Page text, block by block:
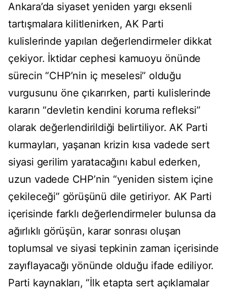
Ankara’da siyaset yeniden yargı eksenli
tartışmalara kilitlenirken, AK Parti
kulislerinde yapılan değerlendirmeler dikkat
çekiyor. İktidar cephesi kamuoyu önünde
sürecin “CHP’nin iç meselesi” olduğu
vurgusunu öne çıkarırken, parti kulislerinde
kararın “devletin kendini koruma refleksi”
olarak değerlendirildiği belirtiliyor. AK Parti
kurmayları, yaşanan krizin kısa vadede sert
siyasi gerilim yaratacağını kabul ederken,
uzun vadede CHP’nin “yeniden sistem içine
çekileceği” görüşünü dile getiriyor. AK Parti
içerisinde farklı değerlendirmeler bulunsa da
ağırlıklı görüşün, karar sonrası oluşan
toplumsal ve siyasi tepkinin zaman içerisinde
zayıflayacağı yönünde olduğu ifade ediliyor.
Parti kaynakları, “İlk etapta sert açıklamalar